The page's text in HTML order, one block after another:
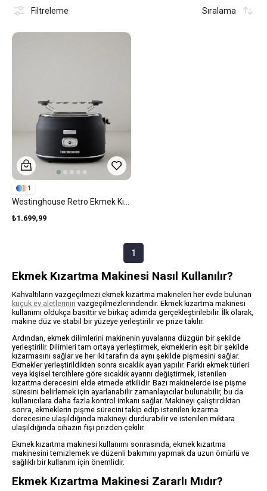
Filtreleme Sıralama
₺1.699,99
1
1
Ekmek Kızartma Makinesi Nasıl Kullanılır?
Kahvaltıların vazgeçilmezi ekmek kızartma makineleri her evde bulunan
küçük ev aletlerinin vazgeçilmezlerindendir. Ekmek kızartma makinesi
kullanımı oldukça basittir ve birkaç adımda gerçekleştirilebilir. İlk olarak,
makine düz ve stabil bir yüzeye yerleştirilir ve prize takılır.
Ardından, ekmek dilimlerini makinenin yuvalarına düzgün bir şekilde
yerleştirilir. Dilimleri tam ortaya yerleştirmek, ekmeklerin eşit bir şekilde
kızarmasını sağlar ve her iki tarafın da aynı şekilde pişmesini sağlar.
Ekmekler yerleştirildikten sonra sıcaklık ayarı yapılır. Farklı ekmek türleri
veya kişisel tercihlere göre sıcaklık ayarını değiştirmek, istenilen
kızartma derecesini elde etmede etkilidir. Bazı makinelerde ise pişme
süresini belirlemek için ayarlanabilir zamanlayıcılar bulunabilir, bu da
kullanıcılara daha fazla kontrol imkanı sağlar. Makineyi çalıştırdıktan
sonra, ekmeklerin pişme sürecini takip edip istenilen kızarma
derecesine ulaşıldığında makineyi durdurabilir ve istenilen miktara
ulaşıldığında cihazın fişi prizden çekilir.
Ekmek kızartma makinesi kullanımı sonrasında, ekmek kızartma
makinesini temizlemek ve düzenli bakımını yapmak da uzun ömürlü ve
sağlıklı bir kullanım için önemlidir.
Ekmek Kızartma Makinesi Zararlı Mıdır?